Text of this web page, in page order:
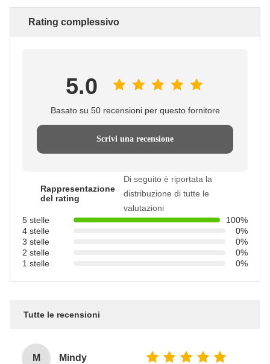
Rating complessivo
5.0
Basato su 50 recensioni per questo fornitore
Scrivi una recensione
Rappresentazione
del rating
Di seguito è riportata la
distribuzione di tutte le
valutazioni
5 stelle
100%
4 stelle
0%
3 stelle
0%
2 stelle
0%
1 stelle
0%
Tutte le recensioni
M Mindy